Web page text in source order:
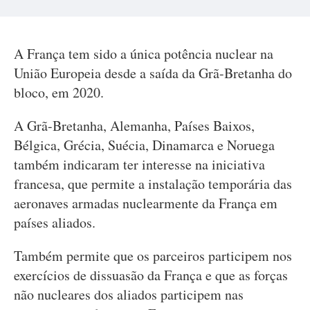
A França tem sido a única potência nuclear na
União Europeia desde a saída da Grã-Bretanha do
bloco, em 2020.
A Grã-Bretanha, Alemanha, Países Baixos,
Bélgica, Grécia, Suécia, Dinamarca e Noruega
também indicaram ter interesse na iniciativa
francesa, que permite a instalação temporária das
aeronaves armadas nuclearmente da França em
países aliados.
Também permite que os parceiros participem nos
exercícios de dissuasão da França e que as forças
não nucleares dos aliados participem nas